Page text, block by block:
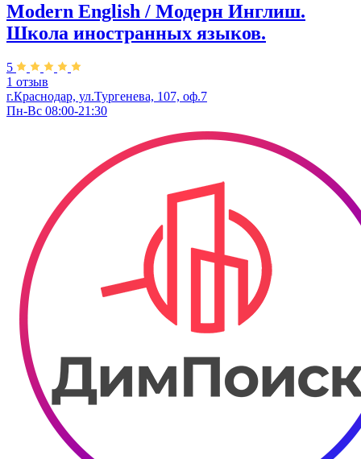
Modern English / Модерн Инглиш.
Школа иностранных языков.
5
1 отзыв
г.Краснодар, ул.Тургенева, 107, оф.7
Пн-Вс 08:00-21:30